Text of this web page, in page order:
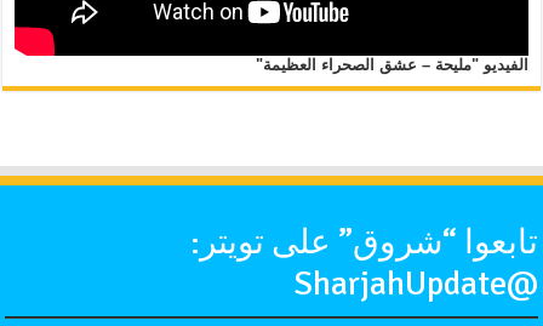
الفيديو "مليحة – عشق الصحراء العظيمة"
تابعوا “شروق” على تويتر:
@SharjahUpdate